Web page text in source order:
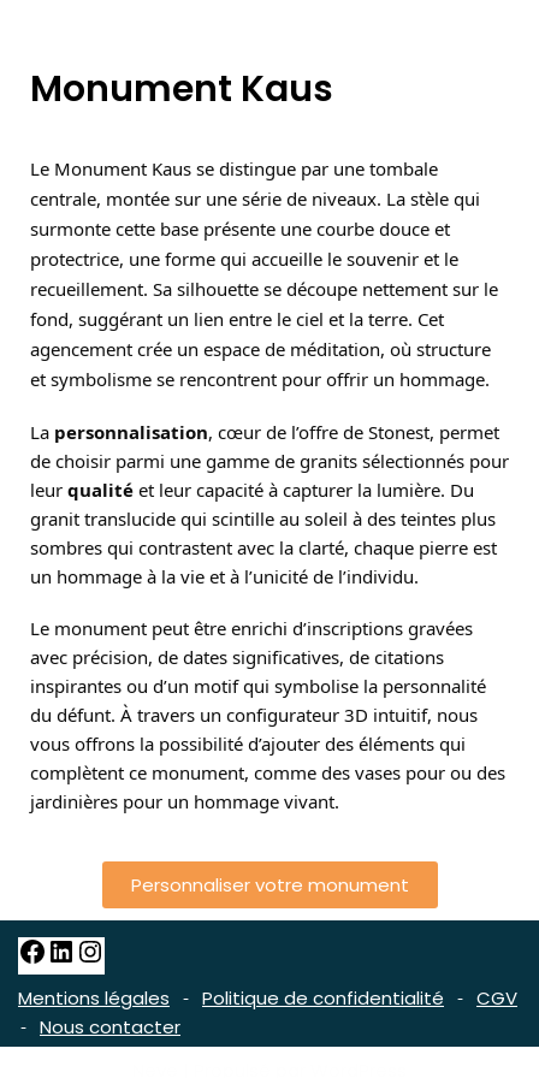
Monument Kaus
Le Monument Kaus se distingue par une tombale
centrale, montée sur une série de niveaux. La stèle qui
surmonte cette base présente une courbe douce et
protectrice, une forme qui accueille le souvenir et le
recueillement. Sa silhouette se découpe nettement sur le
fond, suggérant un lien entre le ciel et la terre. Cet
agencement crée un espace de méditation, où structure
et symbolisme se rencontrent pour offrir un hommage.
La personnalisation, cœur de l’offre de Stonest, permet
de choisir parmi une gamme de granits sélectionnés pour
leur qualité et leur capacité à capturer la lumière. Du
granit translucide qui scintille au soleil à des teintes plus
sombres qui contrastent avec la clarté, chaque pierre est
un hommage à la vie et à l’unicité de l’individu.
Le monument peut être enrichi d’inscriptions gravées
avec précision, de dates significatives, de citations
inspirantes ou d’un motif qui symbolise la personnalité
du défunt. À travers un configurateur 3D intuitif, nous
vous offrons la possibilité d’ajouter des éléments qui
complètent ce monument, comme des vases pour ou des
jardinières pour un hommage vivant.
Personnaliser votre monument
Mentions légales - Politique de confidentialité - CGV
- Nous contacter